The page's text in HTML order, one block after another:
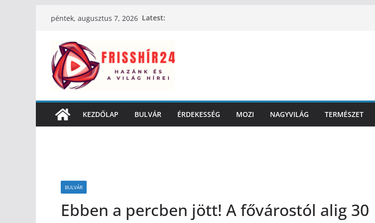
péntek, augusztus 7, 2026 Latest:
KEZDŐLAP BULVÁR ÉRDEKESSÉG MOZI NAGYVILÁG TERMÉSZET
BULVÁR
Ebben a percben jött! A fővárostól alig 30